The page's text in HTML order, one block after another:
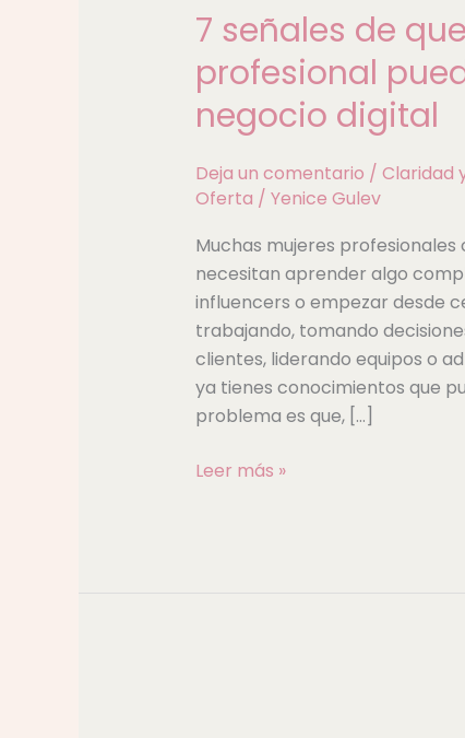
7 señales de
profesional
negocio digital
Deja un comentario / Claridad
Oferta / Yenice Gulev
Muchas mujeres
necesitan aprender algo
influencers o empezar desde
trabajando, tomando
clientes, liderando equipos o
ya tienes conocimientos que
problema es que, […]
de
tu
experiencia
profesional
puede
convertirse
un
negocio
digital
Leer más »